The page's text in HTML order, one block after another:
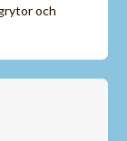
och